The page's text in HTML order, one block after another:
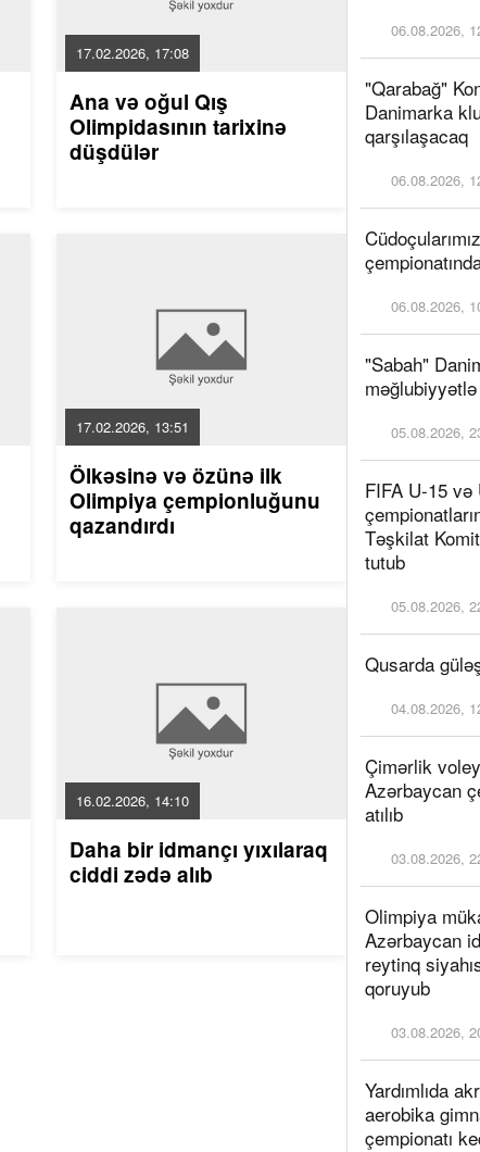
17.02.2026, 17:08
Ana və oğul Qış
Olimpidasının tarixinə
düşdülər
17.02.2026, 13:51
Ölkəsinə və özünə ilk
Olimpiya çempionluğunu
qazandırdı
16.02.2026, 14:10
Daha bir idmançı yıxılaraq
ciddi zədə alıb
06.08.2026,
"Qarabağ"
Danimarka
qarşılaşacaq
06.08.2026,
06.08.2026,
"Sabah"
məğlubiyyətlə
05.08.2026,
FIFA U-15 və
Təşkilat
tutub
05.08.2026,
Qusarda
04.08.2026,
Çimərlik
Azərbaycan
atılıb
03.08.2026,
Olimpiya
Azərbaycan
reytinq
qoruyub
03.08.2026,
Yardımlıda
aerobika
çempionatı